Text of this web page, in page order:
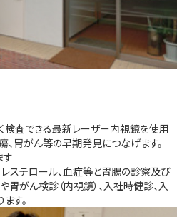
検査できる最新レーザー内視鏡を使用
、胃がん等の早期発見につなげます。
す
ステロール、血症等と胃腸の診察及び
がん検診（内視鏡）、入社時健診、入
す。